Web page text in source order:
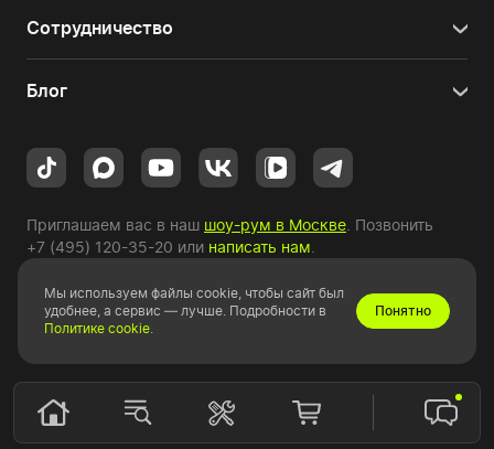
Сотрудничество
Блог
Приглашаем вас в наш шоу-рум в Москве . Позвонить
+7 (495) 120-35-20 или написать нам
Copyright © 2010-2026 HYPERPC.
Мы используем файлы cookie, чтобы сайт был
удобнее, а сервис — лучше. Подробности в
Политике cookie.
Понятно